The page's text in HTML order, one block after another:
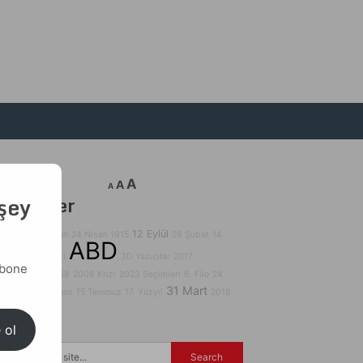
A AA
Etiketler
12 Eylül
ABD
Referandumu
31 Mart
Seçimleri
ol